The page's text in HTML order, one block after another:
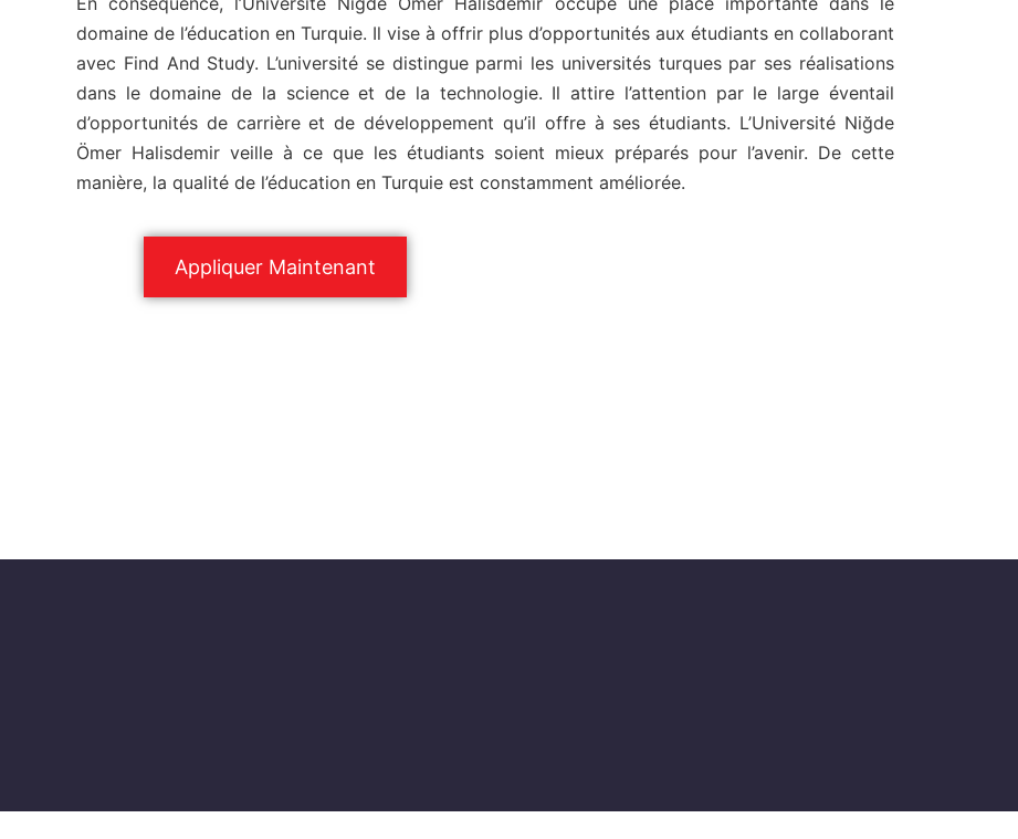
domaine de l’éducation en Turquie. Il vise à offrir plus d’opportunités aux étudiants en collaborant
avec Find And Study. L’université se distingue parmi les universités turques par ses réalisations
dans le domaine de la science et de la technologie. Il attire l’attention par le large éventail
d’opportunités de carrière et de développement qu’il offre à ses étudiants. L’Université Niğde
Ömer Halisdemir veille à ce que les étudiants soient mieux préparés pour l’avenir. De cette
manière, la qualité de l’éducation en Turquie est constamment améliorée.
Appliquer Maintenant